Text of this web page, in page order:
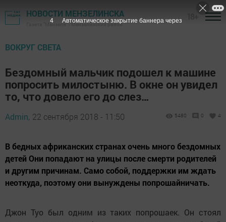
НОВОСТИ МЕНЗЕЛИНСКА
Газета "Мензеля" - Мензелинский район
ВОКРУГ СВЕТА
Бездомный мальчик подошел к машине
попросить милостыню. В окне он увидел
то, что довело его до слез…
Admin, 22 сентября 2018 - 11:50 5480 0 4
В бедных африканских странах очень много бездомных
детей Они попадают на улицы после смерти родителей
и другим причинам. Само собой, поддержки им ждать
неоткуда, поэтому они вынуждены попрошайничать.
Джон Туо был одним из таких попрошаек. Он стоял
3 Автоматическое закрытие баннера через